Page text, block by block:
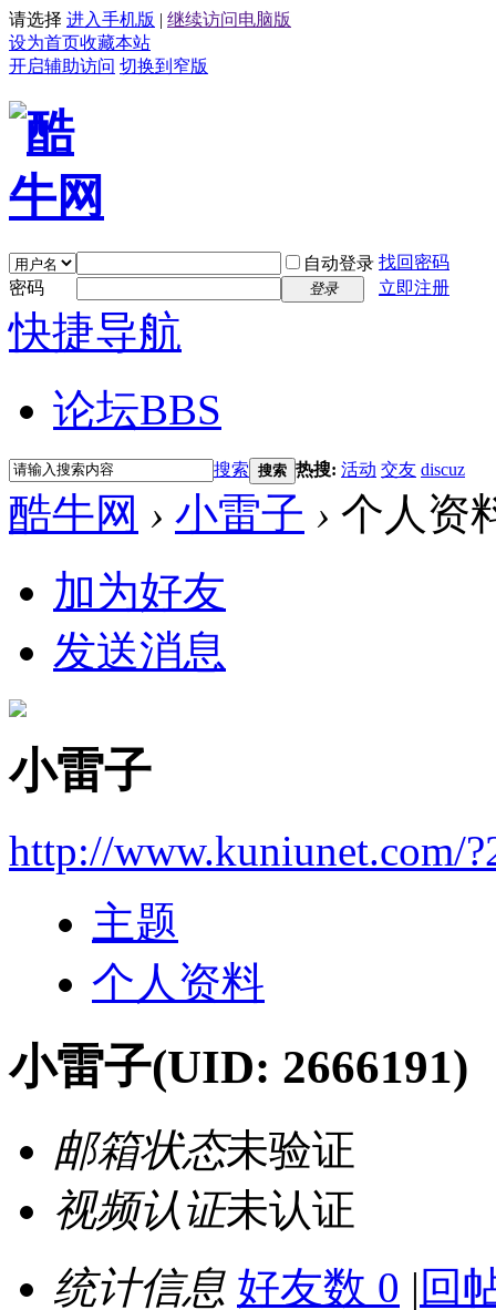
请选择 进入手机版 | 继续访问电脑版
设为首页收藏本站
开启辅助访问 切换到窄版
自动登录 找回密码
密码
登录 立即注册
快捷导航
论坛BBS
搜索 搜索 热搜: 活动 交友 discuz
酷牛网 › 小雷子 › 个人资
加为好友
发送消息
小雷子
http://www.kuniunet.com/
主题
个人资料
小雷子(UID: 2666191)
邮箱状态未验证
视频认证未认证
统计信息 好友数 0 | 回